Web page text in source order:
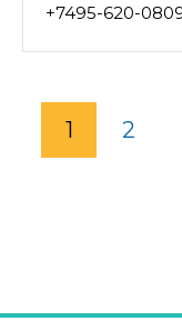
+7495-620-
1 2